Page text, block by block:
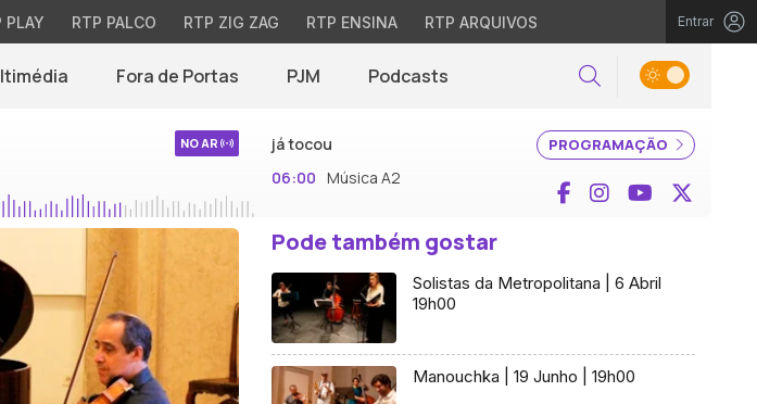
PLAY RTP PALCO RTP ZIG ZAG RTP ENSINA RTP ARQUIVOS Entrar
Fora de Portas PJM Podcasts Pesquisar
NO AR PROGRAMAÇÃO
já tocou
06:00 Música A2 Facebook
InstagramYouTube
Pode também gostar
Solistas da Metropolitana | 6 Abril
19h00
Manouchka | 19 Junho | 19h00